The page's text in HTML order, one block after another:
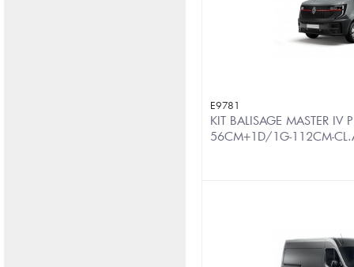
E9781
KIT BALISAGE MASTER
56CM+1D/1G-112CM-